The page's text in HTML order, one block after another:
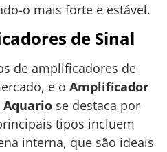
o mais forte e estável.
de Sinal
de amplificadores de
e o Amplificador
Aquario se destaca por
tipos incluem
interna, que são ideais